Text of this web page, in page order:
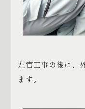
左官工事の後に、
ます。